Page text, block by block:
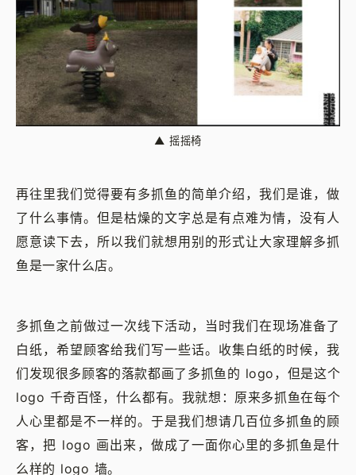
▲摇摇椅
再往里我们觉得要有多抓鱼的简单介绍，我们是谁，做
了什么事情。但是枯燥的文字总是有点难为情，没有人
愿意读下去，所以我们就想用别的形式让大家理解多抓
鱼是一家什么店。
多抓鱼之前做过一次线下活动，当时我们在现场准备了
白纸，希望顾客给我们写一些话。收集白纸的时候，我
们发现很多顾客的落款都画了多抓鱼的 logo，但是这个
logo 千奇百怪，什么都有。我就想：原来多抓鱼在每个
人心里都是不一样的。于是我们想请几百位多抓鱼的顾
客，把 logo 画出来，做成了一面你心里的多抓鱼是什
么样的 logo 墙。